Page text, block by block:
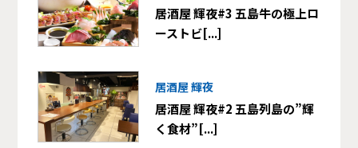
居酒屋 輝夜#3 五島牛の極上ロ
ーストビ[...]
居酒屋 輝夜
居酒屋 輝夜#2 五島列島の”輝
く食材”[...]